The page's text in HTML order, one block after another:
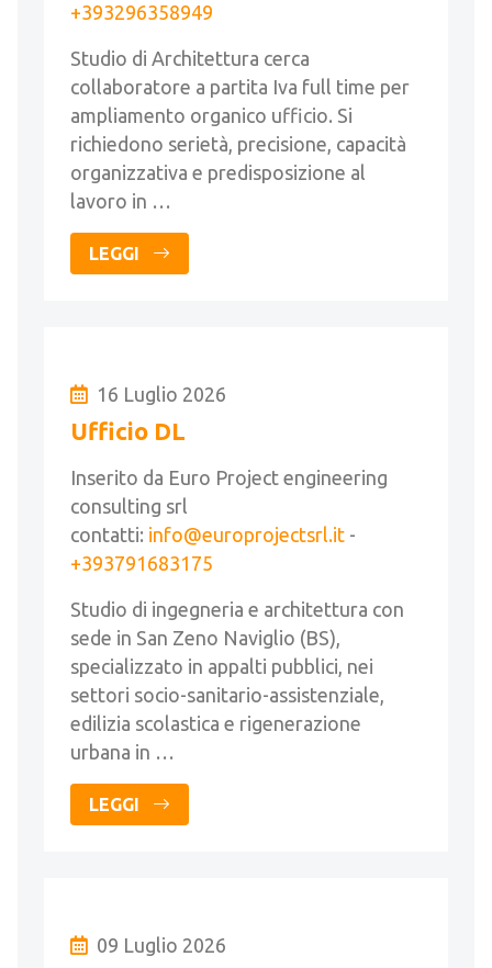
+393296358949
Studio di Architettura cerca
collaboratore a partita Iva full time per
ampliamento organico ufficio. Si
richiedono serietà, precisione, capacità
organizzativa e predisposizione al
lavoro in …
LEGGI
16 Luglio 2026
Ufficio DL
Inserito da Euro Project engineering
consulting srl
contatti: info@europrojectsrl.it -
+393791683175
Studio di ingegneria e architettura con
sede in San Zeno Naviglio (BS),
specializzato in appalti pubblici, nei
settori socio-sanitario-assistenziale,
edilizia scolastica e rigenerazione
urbana in …
LEGGI
09 Luglio 2026